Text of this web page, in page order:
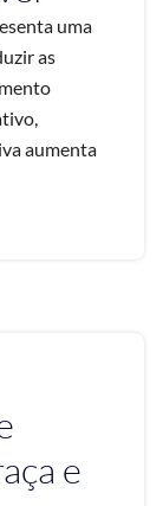
uma
as
aumenta
e